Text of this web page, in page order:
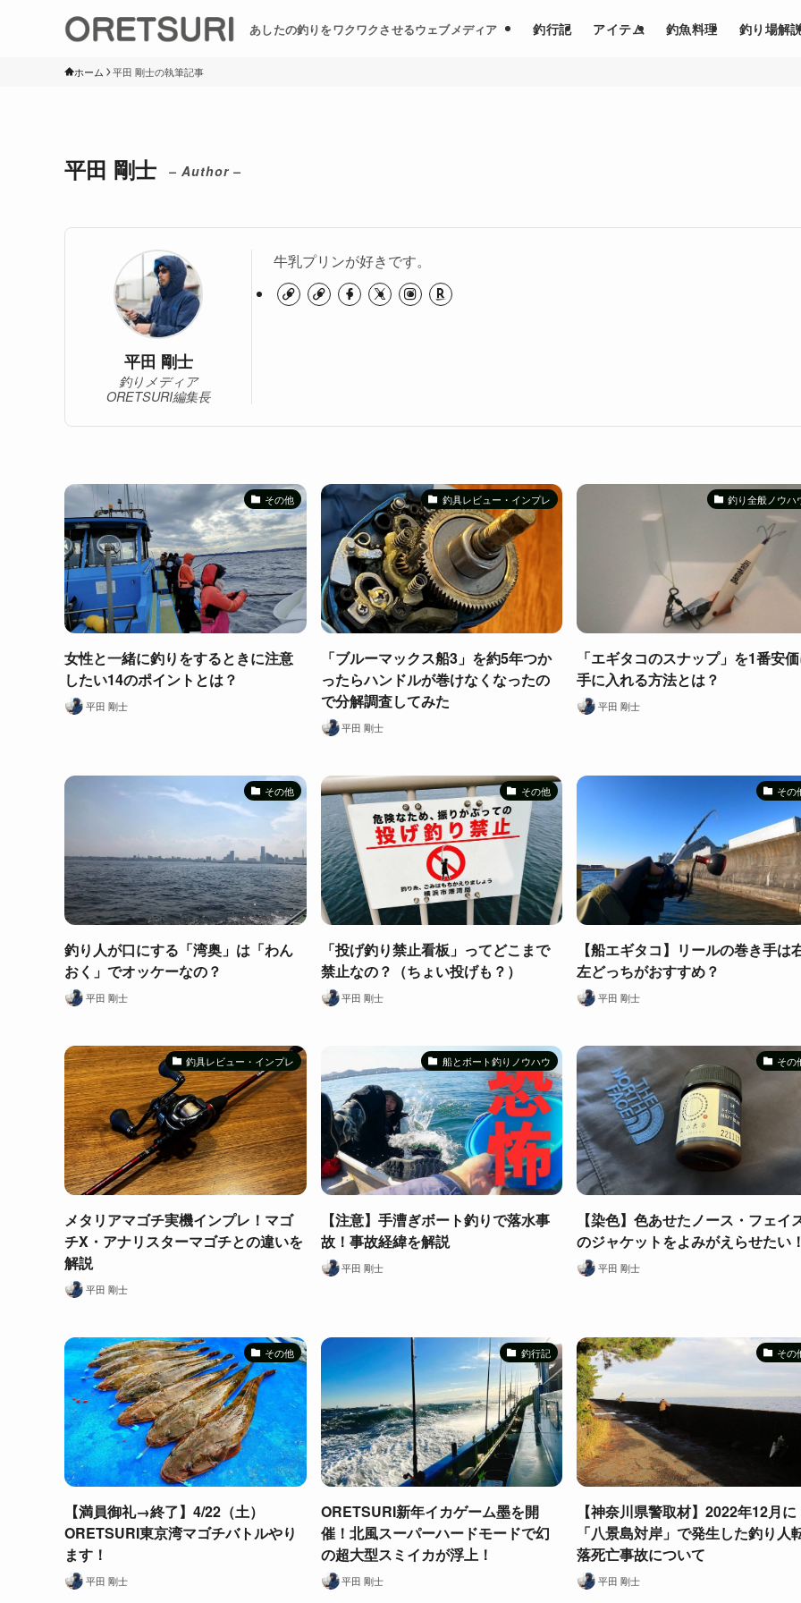
あしたの釣りをワクワクさせるウェブメディア 釣行記 アイテム 釣魚料理 釣り場解
ホーム 平田 剛士の執筆記事
平田 剛士 – Author –
平田 剛士
釣りメディア
ORETSURI編集長
牛乳プリンが好きです。
その他
女性と一緒に釣りをするときに注意
したい14のポイントとは？
平田 剛士
釣具レビュー・インプレ
「ブルーマックス船3」を約5年つか
ったらハンドルが巻けなくなったの
で分解調査してみた
平田 剛士
釣り全般ノウハ
「エギタコのスナップ」を1番安
手に入れる方法とは？
平田 剛士
その他
釣り人が口にする「湾奥」は「わん
おく」でオッケーなの？
平田 剛士
その他
「投げ釣り禁止看板」ってどこまで
禁止なの？（ちょい投げも？）
平田 剛士
その
【船エギタコ】リールの巻き手は
左どっちがおすすめ？
平田 剛士
釣具レビュー・インプレ
メタリアマゴチ実機インプレ！マゴ
チX・アナリスターマゴチとの違いを
解説
平田 剛士
船とボート釣りノウハウ
【注意】手漕ぎボート釣りで落水事
故！事故経緯を解説
平田 剛士
その
【染色】色あせたノース・フェイ
のジャケットをよみがえらせたい
平田 剛士
その他
【満員御礼→終了】4/22（土）
ORETSURI東京湾マゴチバトルやり
ます！
平田 剛士
釣行記
ORETSURI新年イカゲーム墨を開
催！北風スーパーハードモードで幻
の超大型スミイカが浮上！
平田 剛士
その
【神奈川県警取材】2022年12月に
「八景島対岸」で発生した釣り人
落死亡事故について
平田 剛士